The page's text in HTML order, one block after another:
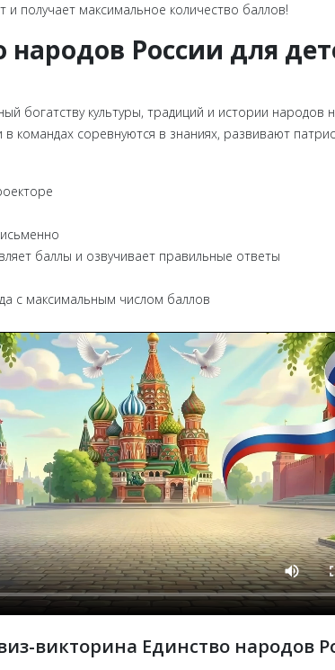
получает максимальное количество баллов!
России для
богатству культуры, традиций и истории
командах соревнуются в знаниях, развивают
баллы и озвучивает правильные ответы
с максимальным числом баллов
викторина Единство народов